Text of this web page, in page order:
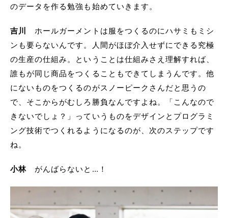
のデータを作る勉強も始めていきます。
吉川
ホールガーメントは服をつくるのにハサミもミシ
ンも要らないんです。人間がほぼ介入せずにできる究極
の生産の仕組み。ということは仕組みさえ理解すれば、
誰もが同じ商品をつくることもできてしまうんです。他
にないものをつくるのがスノーピークさんだと思うの
で、そこからがむしろ勝負なんですよね。「こんなので
きないでしょ？」っていうものをデザインとプログラミ
ング技術でつくれるようになるのが、次のステップです
ね。
小林 がんばらないと…！